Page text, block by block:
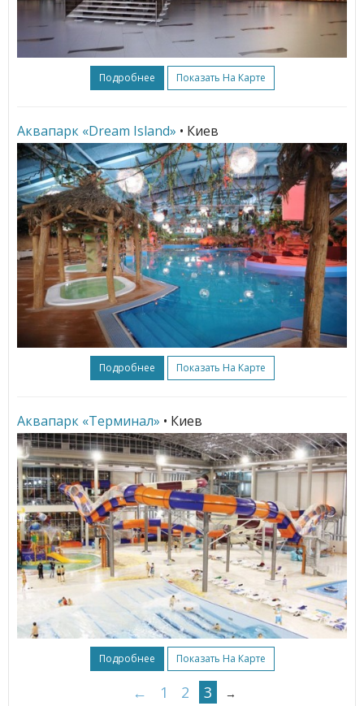
Подробнее Показать На Карте
Аквапарк «Dream Island» • Киев
Подробнее Показать На Карте
Аквапарк «Терминал» • Киев
Подробнее Показать На Карте
← 1 2 3 →